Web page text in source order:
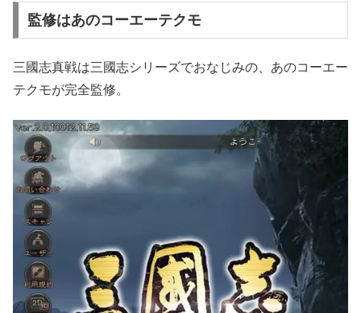
監修はあのコーエーテクモ
三國志真戦は三國志シリーズでおなじみの、あのコーエー
テクモが完全監修。